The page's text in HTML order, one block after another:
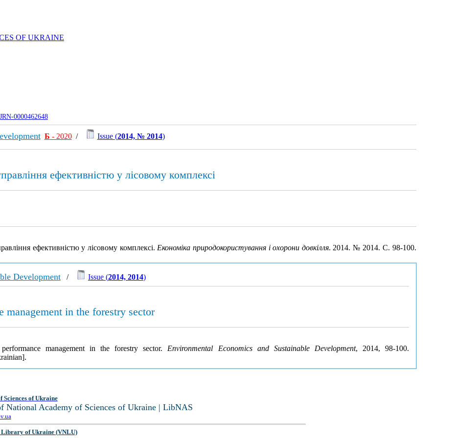
OF UKRAINE
0000462648
Б - 2020/ Issue (2014, № 2014)
ефективністю у лісовому комплексі
ефективністю у лісовому комплексі.Економіка природокористування і охорони довкілля. 2014. № 2014. С. 98-100.
Development/ Issue (2014, 2014)
management in the forestry sector
management in the forestry sector. Environmental Economics and Sustainable Development, 2014, 98-100.
Sciences of Ukraine
National Academy of Sciences of Ukraine | LibNAS
Library of Ukraine (VNLU)